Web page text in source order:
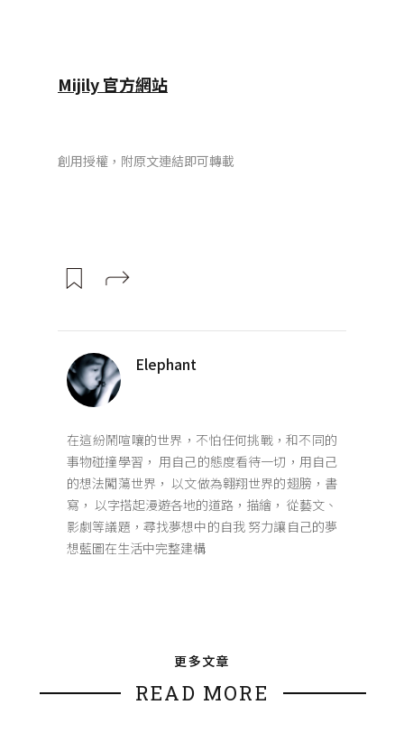
Mijily 官方網站
創用授權，附原文連結即可轉載
Elephant
在這紛鬧喧嚷的世界，不怕任何挑戰，和不同的
事物碰撞學習， 用自己的態度看待一切，用自己
的想法闖蕩世界， 以文做為翱翔世界的翅膀，書
寫， 以字搭起漫遊各地的道路，描繪， 從藝文、
影劇等議題，尋找夢想中的自我 努力讓自己的夢
想藍圖在生活中完整建構
更多文章
READ MORE